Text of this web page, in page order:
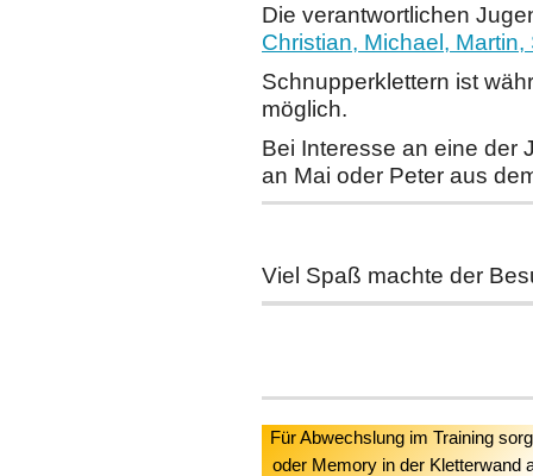
Die verantwortlichen
Christian, Michael, Martin,
Schnupperklettern ist
möglich.
Bei Interesse an eine der
an Mai oder Peter aus
Viel Spaß machte der
Für Abwechslung im Training
oder Memory in der Kletterwand